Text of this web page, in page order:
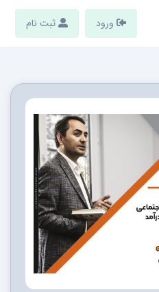
ورود ثبت نام